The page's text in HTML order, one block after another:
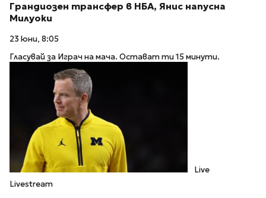
Грандиозен трансфер в НБА, Янис напусна
Милуоки
23 юни, 8:05
Гласувай за Играч на мача. Остават ти 15 минути.
Live
Livestream